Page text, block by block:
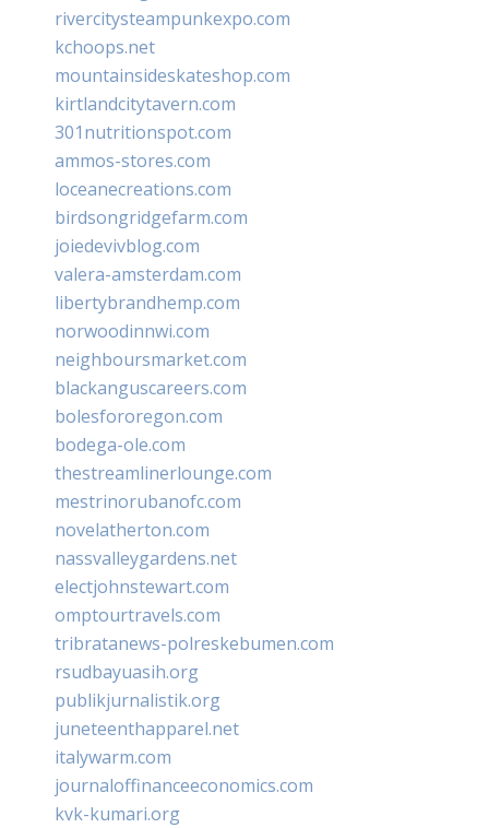
rivercitysteampunkexpo.com
kchoops.net
mountainsideskateshop.com
kirtlandcitytavern.com
301nutritionspot.com
ammos-stores.com
loceanecreations.com
birdsongridgefarm.com
joiedevivblog.com
valera-amsterdam.com
libertybrandhemp.com
norwoodinnwi.com
neighboursmarket.com
blackanguscareers.com
bolesfororegon.com
bodega-ole.com
thestreamlinerlounge.com
mestrinorubanofc.com
novelatherton.com
nassvalleygardens.net
electjohnstewart.com
omptourtravels.com
tribratanews-polreskebumen.com
rsudbayuasih.org
publikjurnalistik.org
juneteenthapparel.net
italywarm.com
journaloffinanceeconomics.com
kvk-kumari.org